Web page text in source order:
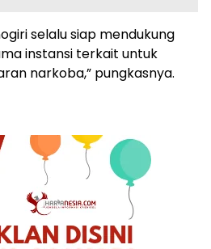
selalu siap mendukung
instansi terkait untuk
narkoba,” pungkasnya.